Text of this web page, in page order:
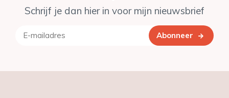
Schrijf je dan hier in voor mijn nieuwsbrief
Abonneer